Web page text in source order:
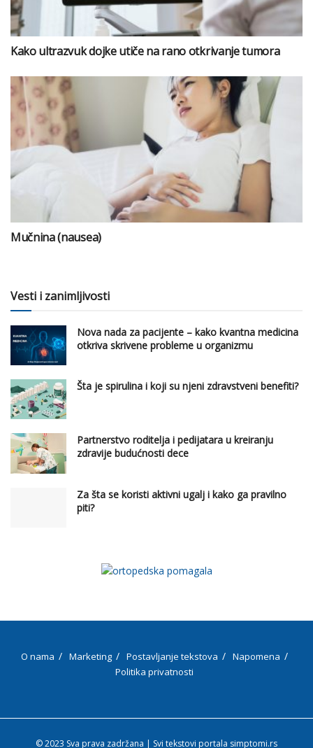
Kako ultrazvuk dojke utiče na rano otkrivanje tumora
Mučnina (nausea)
Vesti i zanimljivosti
Nova nada za pacijente – kako kvantna medicina
otkriva skrivene probleme u organizmu
Šta je spirulina i koji su njeni zdravstveni benefiti?
Partnerstvo roditelja i pedijatara u kreiranju
zdravije budućnosti dece
Za šta se koristi aktivni ugalj i kako ga pravilno
piti?
O nama Marketing Postavljanje tekstova
Napomena
Politika privatnosti
© 2023 Sva prava zadržana | Svi tekstovi portala simptomi.rs